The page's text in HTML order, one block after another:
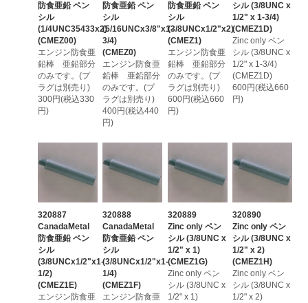
防食亜鉛 ペン
シル
(1/4UNC35433x2)
(CMEZ00)
エンジン防食亜
鉛棒 亜鉛部分
のみです。(プ
ラグは別売り)
300円(税込330
円)
防食亜鉛 ペン
シル
(5/16UNCx3/8"x1-
3/4)
(CMEZ0)
エンジン防食亜
鉛棒 亜鉛部分
のみです。(プ
ラグは別売り)
400円(税込440
円)
防食亜鉛 ペン
シル
(3/8UNCx1/2"x2)
(CMEZ1)
エンジン防食亜
鉛棒 亜鉛部分
のみです。(プ
ラグは別売り)
600円(税込660
円)
シル (3/8UNC x
1/2" x 1-3/4)
(CMEZ1D)
Zinc only ペン
シル (3/8UNC x
1/2" x 1-3/4)
(CMEZ1D)
600円(税込660
円)
320887
CanadaMetal
防食亜鉛 ペン
シル
(3/8UNCx1/2"x1-
1/2)
(CMEZ1E)
エンジン防食亜
320888
CanadaMetal
防食亜鉛 ペン
シル
(3/8UNCx1/2"x1-
1/4)
(CMEZ1F)
エンジン防食亜
320889
Zinc only ペン
シル (3/8UNC x
1/2" x 1)
(CMEZ1G)
Zinc only ペン
シル (3/8UNC x
1/2" x 1)
320890
Zinc only ペン
シル (3/8UNC x
1/2" x 2)
(CMEZ1H)
Zinc only ペン
シル (3/8UNC x
1/2" x 2)